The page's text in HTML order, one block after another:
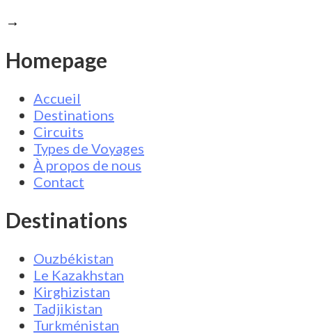
→
Homepage
Accueil
Destinations
Circuits
Types de Voyages
À propos de nous
Contact
Destinations
Ouzbékistan
Le Kazakhstan
Kirghizistan
Tadjikistan
Turkménistan